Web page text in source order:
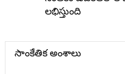
లభిస్తుంది
సాంకేతిక అంశాలు